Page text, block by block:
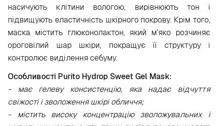
насичують клітини вологою, вирівнюють тон і
підвищують еластичність шкірного покрову. Крім того,
маска містить глюконолактон, який м'яко розчиняє
ороговілий шар шкіри, покращує її структуру і
контролює виділення себуму.
Особливості Purito Hydrop Sweet Gel Mask:
- має гелеву консистенцію, яка надає відчуття
свіжості і зволоження шкірі обличчя;
- містить високу концентрацію зволожувальних і